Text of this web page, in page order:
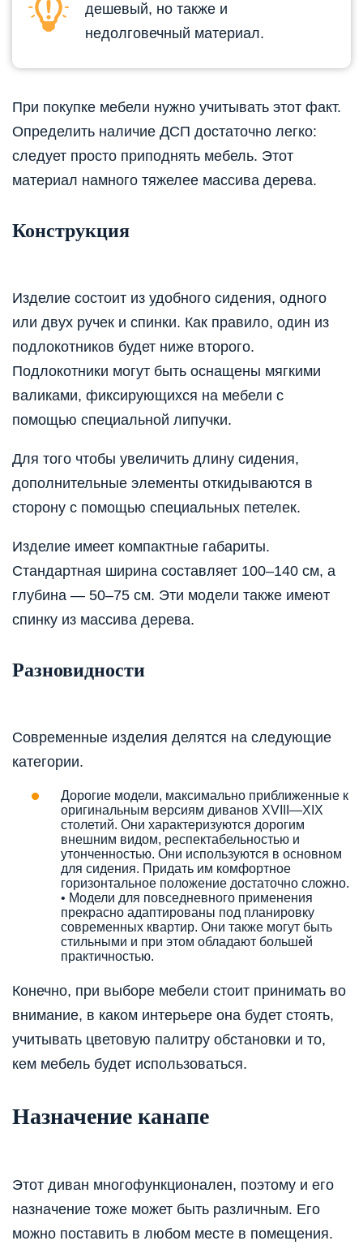
дешевый, но также и
недолговечный материал.
При покупке мебели нужно учитывать этот факт.
Определить наличие ДСП достаточно легко:
следует просто приподнять мебель. Этот
материал намного тяжелее массива дерева.
Конструкция
Изделие состоит из удобного сидения, одного
или двух ручек и спинки. Как правило, один из
подлокотников будет ниже второго.
Подлокотники могут быть оснащены мягкими
валиками, фиксирующихся на мебели с
помощью специальной липучки.
Для того чтобы увеличить длину сидения,
дополнительные элементы откидываются в
сторону с помощью специальных петелек.
Изделие имеет компактные габариты.
Стандартная ширина составляет 100–140 см, а
глубина — 50–75 см. Эти модели также имеют
спинку из массива дерева.
Разновидности
Современные изделия делятся на следующие
категории.
Дорогие модели, максимально приближенные к
оригинальным версиям диванов XVIII—XIX
столетий. Они характеризуются дорогим
внешним видом, респектабельностью и
утонченностью. Они используются в основном
для сидения. Придать им комфортное
горизонтальное положение достаточно сложно.
• Модели для повседневного применения
прекрасно адаптированы под планировку
современных квартир. Они также могут быть
стильными и при этом обладают большей
практичностью.
Конечно, при выборе мебели стоит принимать во
внимание, в каком интерьере она будет стоять,
учитывать цветовую палитру обстановки и то,
кем мебель будет использоваться.
Назначение канапе
Этот диван многофункционален, поэтому и его
назначение тоже может быть различным. Его
можно поставить в любом месте в помещения.